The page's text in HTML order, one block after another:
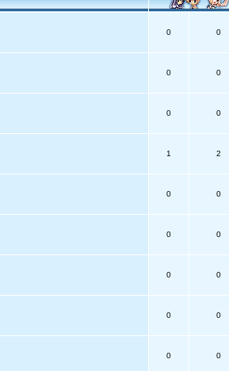
0 0
0 0
0 0
1 2
0 0
0 0
0 0
0 0
0 0